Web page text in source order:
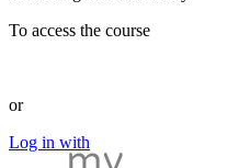
To access the course
or
Log in with